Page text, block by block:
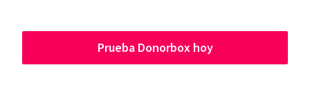
Prueba Donorbox hoy